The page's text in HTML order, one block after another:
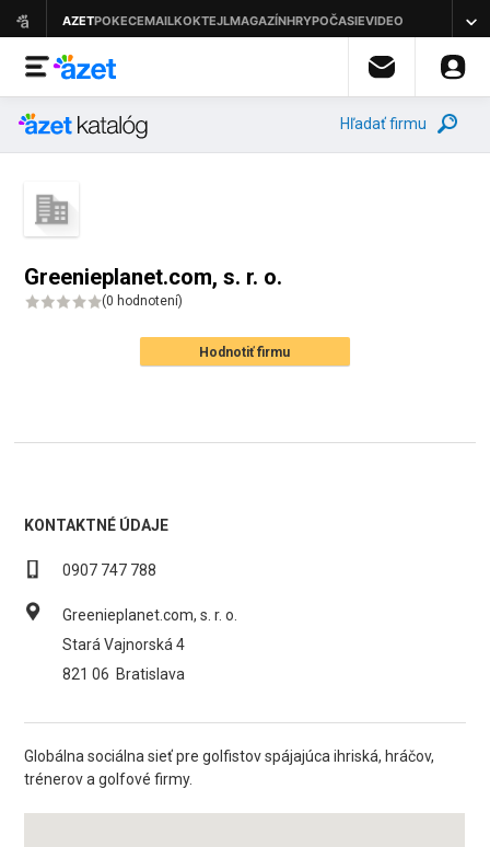
Hľadať firmu
Greenieplanet.com, s. r. o.
(0 hodnotení)
Hodnotiť firmu
KONTAKTNÉ ÚDAJE
0907 747 788
Greenieplanet.com, s. r. o.
Stará Vajnorská 4
821 06 Bratislava
Globálna sociálna sieť pre golfistov spájajúca ihriská, hráčov,
trénerov a golfové firmy.